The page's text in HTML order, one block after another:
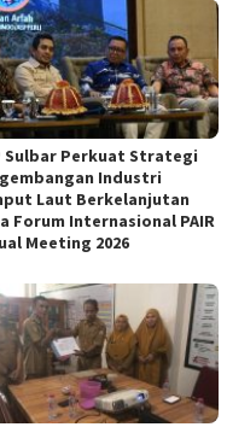
Sulbar Perkuat Strategi
Industri
Laut Berkelanjutan
Forum Internasional PAIR
Meeting 2026